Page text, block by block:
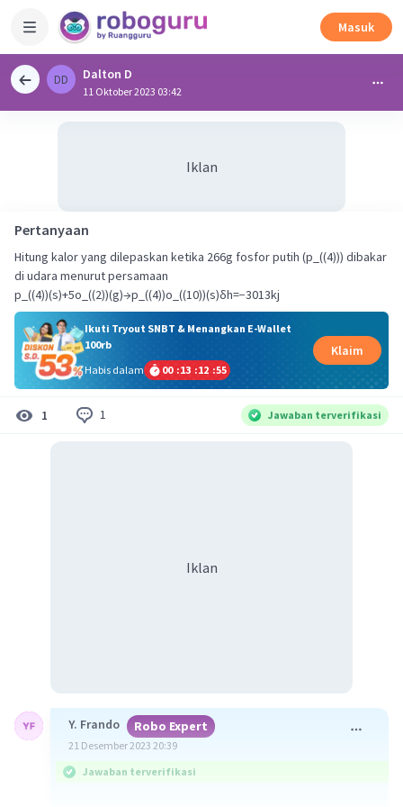
Masuk
DD Dalton D
11 Oktober 2023 03:42
Iklan
Pertanyaan
Hitung kalor yang dilepaskan ketika 266g fosfor putih (p_((4))) dibakar
di udara menurut persamaan
p_((4))(s)+5o_((2))(g)→p_((4))o_((10))(s)δh=−3013kj
Ikuti Tryout SNBT & Menangkan E-Wallet
100rb
Habis dalam
00 :13 :12 :55
Klaim
1 1 Jawaban terverifikasi
Iklan
Y. Frando Robo Expert
21 Desember 2023 20:39
Jawaban terverifikasi